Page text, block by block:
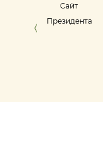
Сайт
Президента